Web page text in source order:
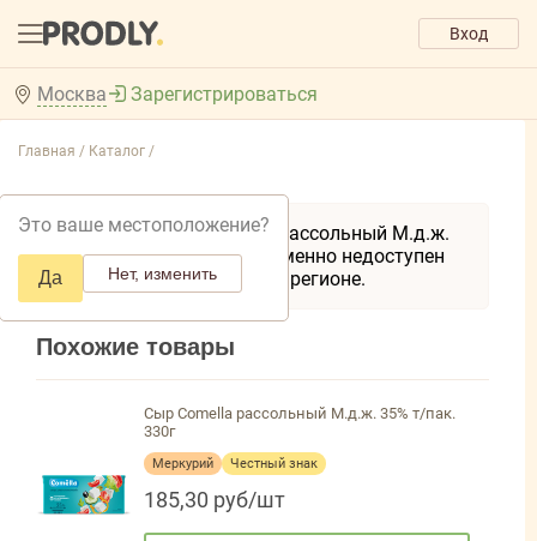
Вход
Москва
Это ваше местоположение?
Да Нет, изменить
Зарегистрироваться
Главная / Каталог /
Товар Сыр Comella рассольный М.д.ж.
35% т/пак. 200г временно недоступен
для заказа в вашем регионе.
Похожие товары
Сыр Comella рассольный М.д.ж. 35% т/пак.
330г
Меркурий Честный знак
185,30 руб/шт